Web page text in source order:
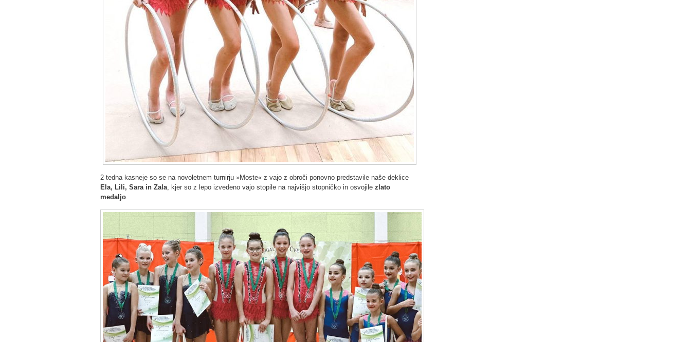
2 tedna kasneje so se na novoletnem turnirju »Moste« z vajo z obroči ponovno predstavile naše deklice
Ela, Lili, Sara in Zala, kjer so z lepo izvedeno vajo stopile na najvišjo stopničko in osvojile zlato
medaljo.